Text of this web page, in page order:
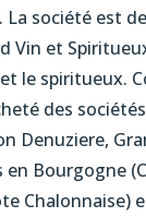
La société est
Vin et
le spiritueux.
des
Denuziere,
en Bourgogne
Chalonnaise)